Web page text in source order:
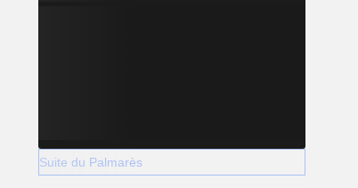
Suite du Palmarès